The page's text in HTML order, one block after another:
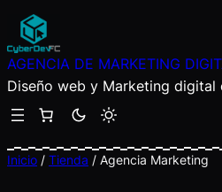
Saltar
contenido
AGENCIA DE MARKETING
Diseño web y Marketing digital
Inicio / Tienda / Agencia Marketing